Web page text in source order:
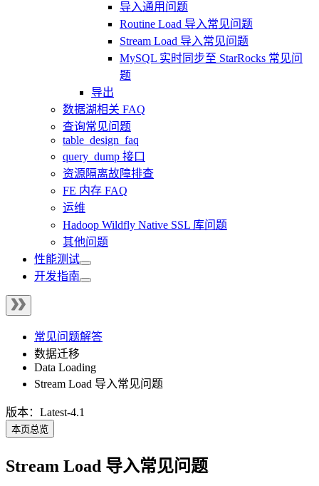
导入通用问题
Routine Load 导入常见问题
Stream Load 导入常见问题
MySQL 实时同步至 StarRocks 常见问
题
导出
数据湖相关 FAQ
查询常见问题
table_design_faq
query_dump 接口
资源隔离故障排查
FE 内存 FAQ
运维
Hadoop Wildfly Native SSL 库问题
其他问题
性能测试
开发指南
常见问题解答
数据迁移
Data Loading
Stream Load 导入常见问题
版本：Latest-4.1
本页总览
Stream Load 导入常见问题